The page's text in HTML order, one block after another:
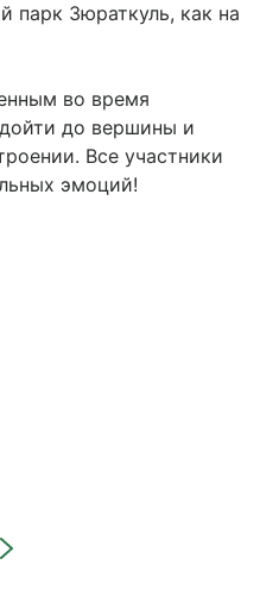
парк Зюраткуль, как на
во время
до вершины и
Все участники
эмоций!